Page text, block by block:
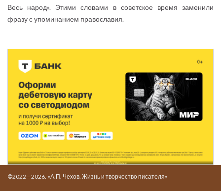
Весь народ». Этими словами в советское время заменили
фразу с упоминанием православия.
©2022—2026. «А.П. Чехов. Жизнь и творчество писателя»